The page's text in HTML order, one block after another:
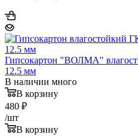
Гипсокартон "ВОЛМА"
12.5 мм
В наличии много
В корзину
480 ₽
/шт
В корзину